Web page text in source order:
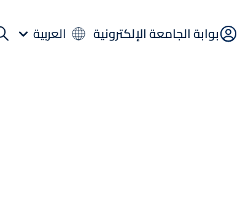
E-بوابة الجامعة الإلكترونية العربية